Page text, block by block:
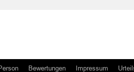
Bewertungen Impressum